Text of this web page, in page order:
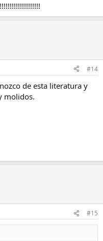
#14
de esta literatura y
molidos.
#15